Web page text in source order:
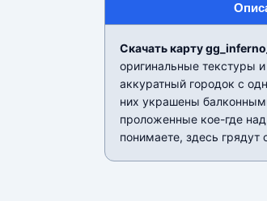
Скачать карту
оригинальные текстуры
аккуратный городок с
них украшены
проложенные кое-где
понимаете, здесь грядут